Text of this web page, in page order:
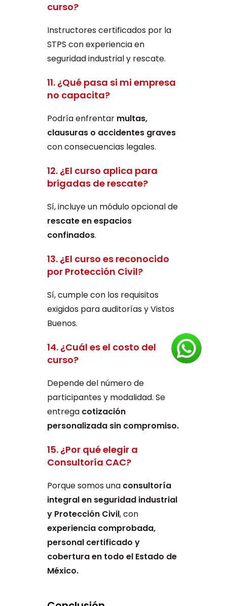
curso?
Instructores certificados por la
STPS con experiencia en
seguridad industrial y rescate.
11. ¿Qué pasa si mi empresa
no capacita?
Podría enfrentar multas,
clausuras o accidentes graves
con consecuencias legales.
12. ¿El curso aplica para
brigadas de rescate?
Sí, incluye un módulo opcional de
rescate en espacios
confinados.
13. ¿El curso es reconocido
por Protección Civil?
Sí, cumple con los requisitos
exigidos para auditorías y Vistos
Buenos.
14. ¿Cuál es el costo del
curso?
Depende del número de
participantes y modalidad. Se
entrega cotización
personalizada sin compromiso.
15. ¿Por qué elegir a
Consultoría CAC?
Porque somos una consultoría
integral en seguridad industrial
y Protección Civil, con
experiencia comprobada,
personal certificado y
cobertura en todo el Estado de
México.